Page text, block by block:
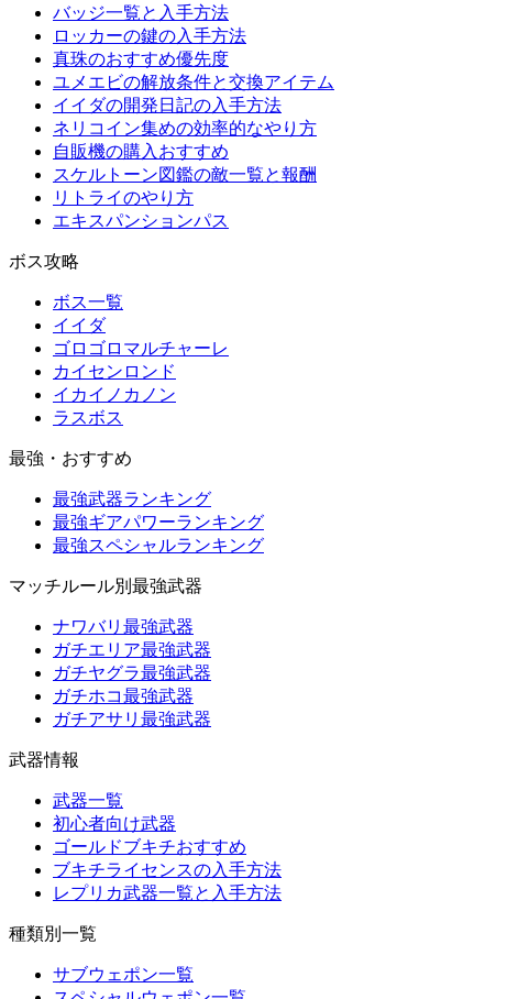
バッジ一覧と入手方法
ロッカーの鍵の入手方法
真珠のおすすめ優先度
ユメエビの解放条件と交換アイテム
イイダの開発日記の入手方法
ネリコイン集めの効率的なやり方
自販機の購入おすすめ
スケルトーン図鑑の敵一覧と報酬
リトライのやり方
エキスパンションパス
ボス攻略
ボス一覧
イイダ
ゴロゴロマルチャーレ
カイセンロンド
イカイノカノン
ラスボス
最強・おすすめ
最強武器ランキング
最強ギアパワーランキング
最強スペシャルランキング
マッチルール別最強武器
ナワバリ最強武器
ガチエリア最強武器
ガチヤグラ最強武器
ガチホコ最強武器
ガチアサリ最強武器
武器情報
武器一覧
初心者向け武器
ゴールドブキチおすすめ
ブキチライセンスの入手方法
レプリカ武器一覧と入手方法
種類別一覧
サブウェポン一覧